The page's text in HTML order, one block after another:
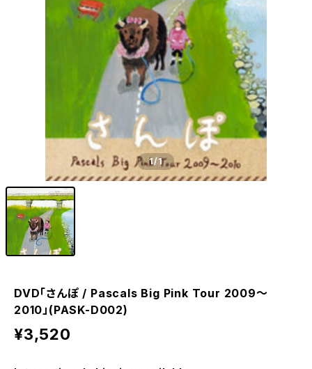
1/1
DVD「さんぽ / Pascals Big Pink Tour 2009〜
2010」(PASK-D002)
¥3,520